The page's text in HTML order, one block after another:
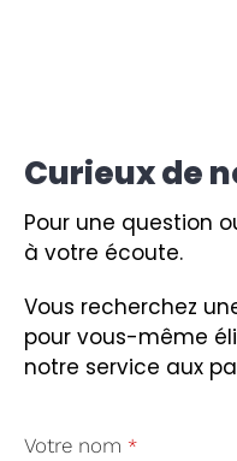
Curieux de
Pour une question
à votre écoute.
Vous recherchez
pour vous-même
notre service aux
Votre nom *